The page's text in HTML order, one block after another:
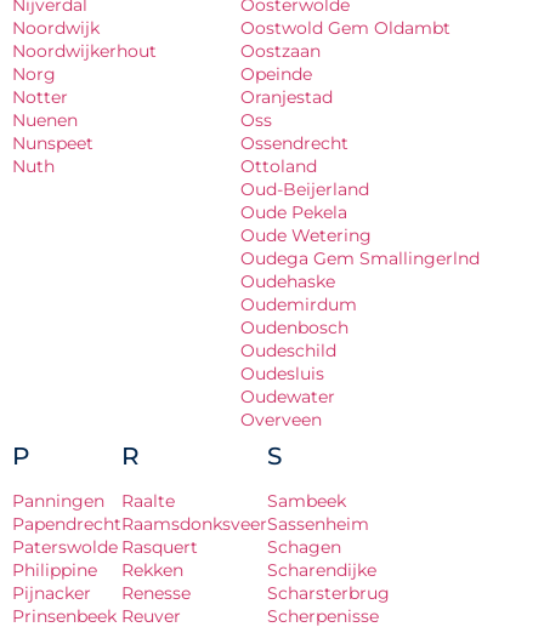
Nijverdal
Noordwijk
Noordwijkerhout
Norg
Notter
Nuenen
Nunspeet
Nuth
Oosterwolde
Oostwold Gem Oldambt
Oostzaan
Opeinde
Oranjestad
Oss
Ossendrecht
Ottoland
Oud-Beijerland
Oude Pekela
Oude Wetering
Oudega Gem Smallingerlnd
Oudehaske
Oudemirdum
Oudenbosch
Oudeschild
Oudesluis
Oudewater
Overveen
P
Panningen
Papendrecht
Paterswolde
Philippine
Pijnacker
Prinsenbeek
R
Raalte
Raamsdonksveer
Rasquert
Rekken
Renesse
Reuver
S
Sambeek
Sassenheim
Schagen
Scharendijke
Scharsterbrug
Scherpenisse